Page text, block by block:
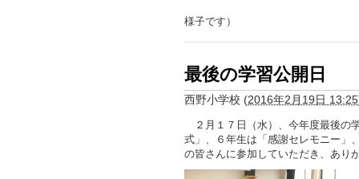
様子です）
最後の学習公開日
西野小学校 (2016年2月19日 13:25
２月１７日（水）、今年度最後の
式」、６年生は「感謝セレモニー」
の皆さんに参加していただき、あり